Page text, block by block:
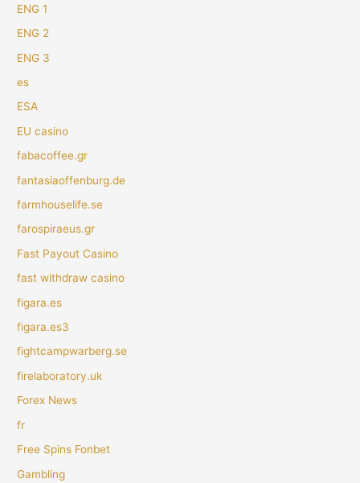
ENG 1
ENG 2
ENG 3
es
ESA
EU casino
fabacoffee.gr
fantasiaoffenburg.de
farmhouselife.se
farospiraeus.gr
Fast Payout Casino
fast withdraw casino
figara.es
figara.es3
fightcampwarberg.se
firelaboratory.uk
Forex News
fr
Free Spins Fonbet
Gambling